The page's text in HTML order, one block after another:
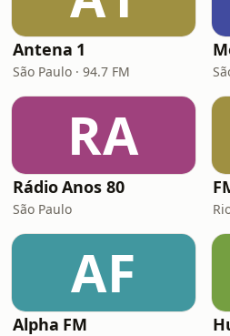
Antena 1
São Paulo · 94.7 FM
RA
Rádio Anos 80
São Paulo
AF
Alpha FM